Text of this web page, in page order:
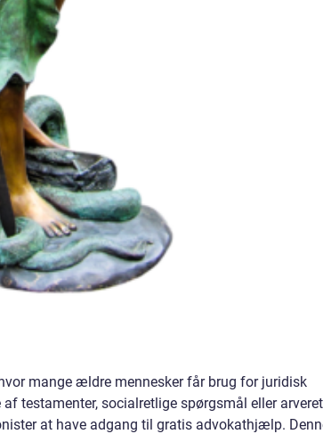
mange ældre mennesker får brug for juridisk
testamenter, socialretlige spørgsmål eller
at have adgang til gratis advokathjælp.